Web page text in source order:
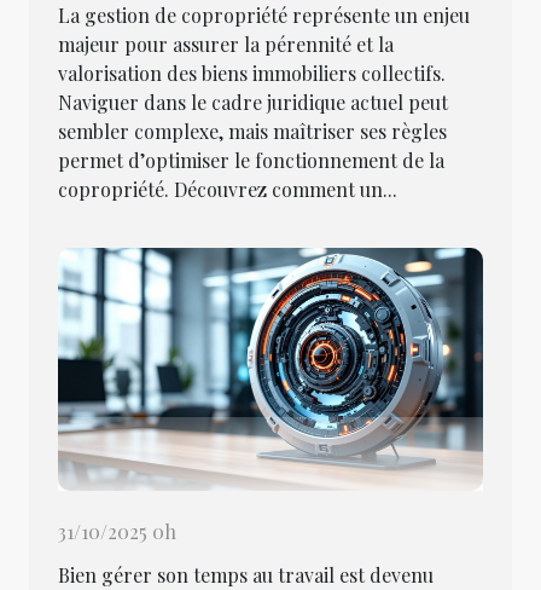
La gestion de copropriété représente un enjeu
majeur pour assurer la pérennité et la
valorisation des biens immobiliers collectifs.
Naviguer dans le cadre juridique actuel peut
sembler complexe, mais maîtriser ses règles
permet d’optimiser le fonctionnement de la
copropriété. Découvrez comment un...
31/10/2025 0h
Bien gérer son temps au travail est devenu